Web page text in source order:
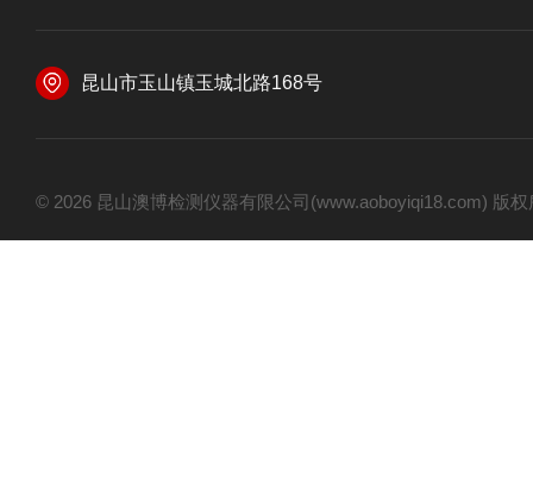
昆山市玉山镇玉城北路168号
© 2026 昆山澳博检测仪器有限公司(www.aoboyiqi18.com) 版